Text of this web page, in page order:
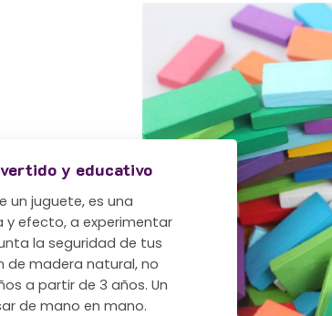
y educativo
un juguete, es una
y efecto, a experimentar
la seguridad de tus
de madera natural, no
a partir de 3 años. Un
de mano en mano.